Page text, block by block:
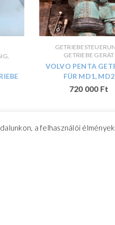
GETRIEBE GERÄT
VOLVO PENTA
FÜR MD1, MD2
720 000 Ft
a felhasználói